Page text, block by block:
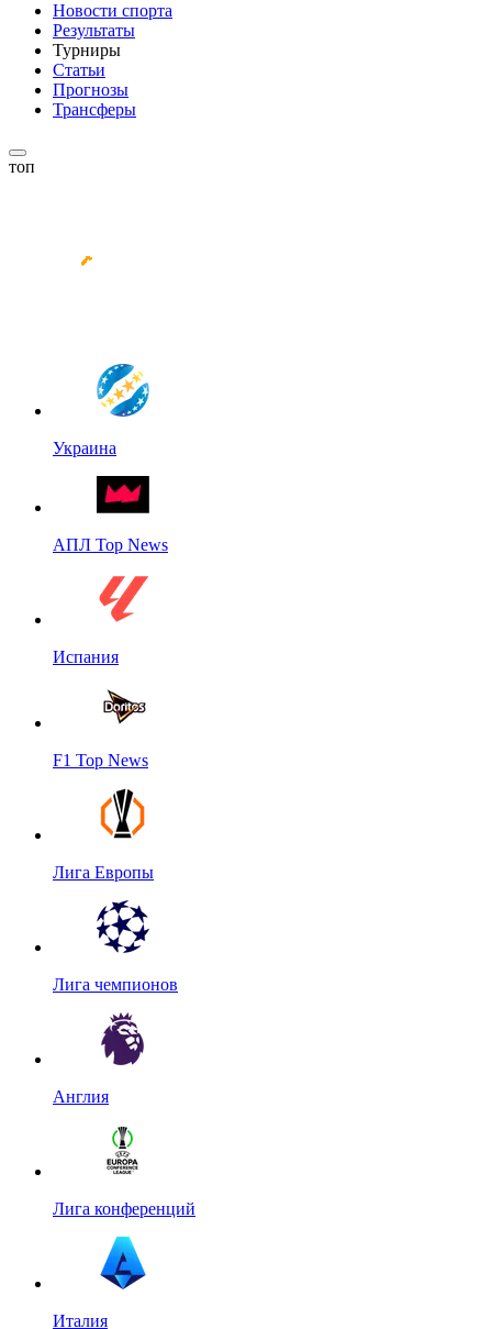
Новости спорта
Результаты
Турниры
Статьи
Прогнозы
Трансферы
топ
Украина
АПЛ Top News
Испания
F1 Top News
Лига Европы
Лига чемпионов
Англия
Лига конференций
Италия